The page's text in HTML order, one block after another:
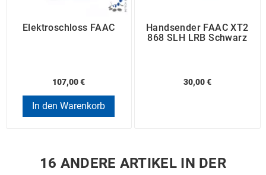
Elektroschloss FAAC
107,00 €
In den Warenkorb
Handsender FAAC XT2
868 SLH LRB Schwarz
30,00 €
16 ANDERE ARTIKEL IN DER